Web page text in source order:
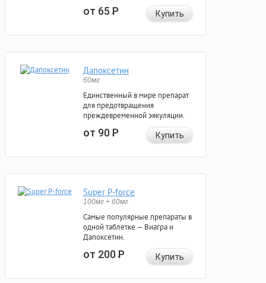
от 65Р Купить
Дапоксетин
60мг
Единственный в мире препарат
для предотвращения
преждевременной эякуляции.
от 90Р Купить
Super P-force
100мг + 60мг
Самые популярные препараты в
одной таблетке — Виагра и
Дапоксетин.
от 200Р Купить